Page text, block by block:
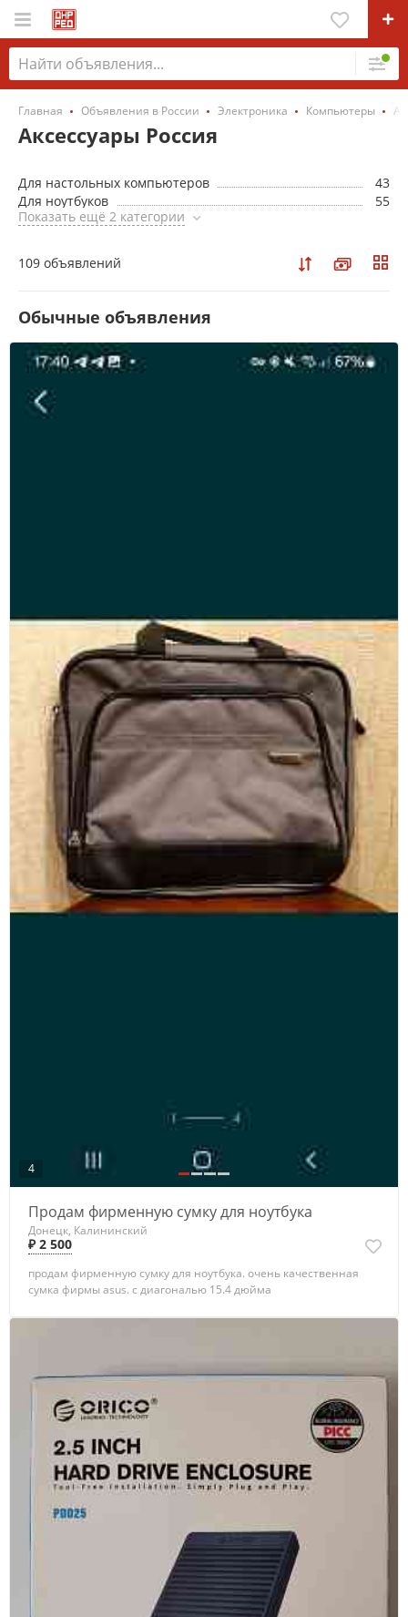
Главная Объявления в России Электроника Компьютеры
Аксессуары Россия
Для настольных компьютеров
43
Для ноутбуков
55
Показать ещё 2 категории
109 объявлений
Обычные объявления
4
Продам фирменную сумку для ноутбука
Донецк, Калининский
₽ 2 500
продам фирменную сумку для ноутбука. очень качественная
сумка фирмы asus. с диагональю 15.4 дюйма